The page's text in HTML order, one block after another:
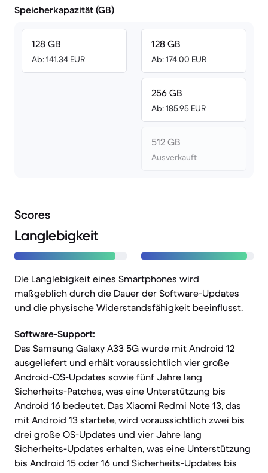
Speicherkapazität (GB)
128 GB
Ab: 141.34 EUR
128 GB
Ab: 174.00 EUR
256 GB
Ab: 185.95 EUR
512 GB
Ausverkauft
Scores
Langlebigkeit
Die Langlebigkeit eines Smartphones wird
maßgeblich durch die Dauer der Software-Updates
und die physische Widerstandsfähigkeit beeinflusst.
Software-Support:
Das Samsung Galaxy A33 5G wurde mit Android 12
ausgeliefert und erhält voraussichtlich vier große
Android-OS-Updates sowie fünf Jahre lang
Sicherheits-Patches, was eine Unterstützung bis
Android 16 bedeutet. Das Xiaomi Redmi Note 13, das
mit Android 13 startete, wird voraussichtlich zwei bis
drei große OS-Updates und vier Jahre lang
Sicherheits-Updates erhalten, was eine Unterstützung
bis Android 15 oder 16 und Sicherheits-Updates bis